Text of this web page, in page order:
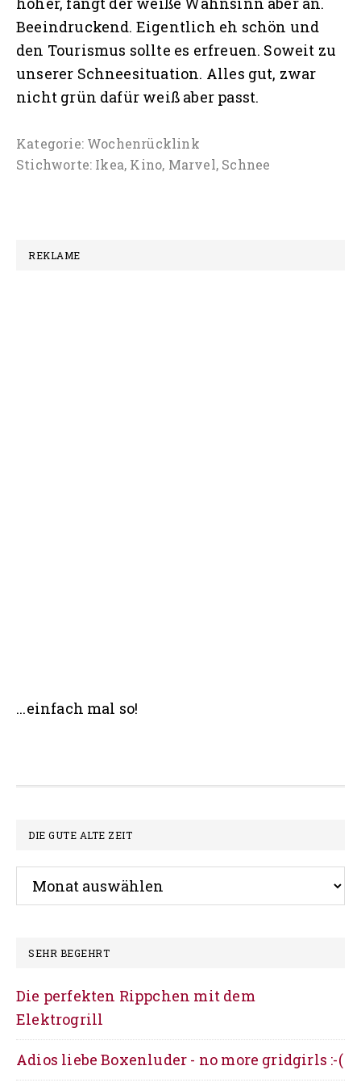
Beeindruckend. Eigentlich eh schön und
den Tourismus sollte es erfreuen. Soweit zu
unserer Schneesituation. Alles gut, zwar
nicht grün dafür weiß aber passt.
Kategorie: Wochenrücklink
Stichworte: Ikea, Kino, Marvel, Schnee
REKLAME
Seitenspalte
...einfach mal so!
Footer
DIE GUTE ALTE ZEIT
Die
gute
Zeit
SEHR BEGEHRT
Die perfekten Rippchen mit dem
Elektrogrill
Adios liebe Boxenluder - no more gridgirls :-(